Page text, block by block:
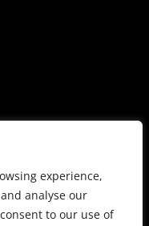
experience,
analyse our
to our use of